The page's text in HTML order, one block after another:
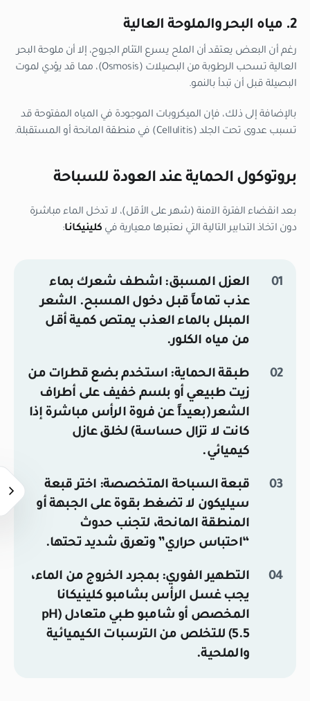
2. مياه البحر والملوحة العالية
رغم أن البعض يعتقد أن الملح يسرع التئام الجروح، إلا أن ملوحة البحر
العالية تسحب الرطوبة من البصيلات (Osmosis)، مما قد يؤدي لموت
البصيلة قبل أن تبدأ بالنمو.
بالإضافة إلى ذلك، فإن الميكروبات الموجودة في المياه المفتوحة قد
تسبب عدوى تحت الجلد (Cellulitis) في منطقة المانحة أو المستقبلة.
بروتوكول الحماية عند العودة للسباحة
بعد انقضاء الفترة الآمنة (شهر على الأقل)، لا تدخل الماء مباشرة
دون اتخاذ التدابير التالية التي نعتبرها معيارية في كلينيكانا:
العزل المسبق: اشطف شعرك بماء
عذب تماماً قبل دخول المسبح. الشعر
المبلل بالماء العذب يمتص كمية أقل
من مياه الكلور.
طبقة الحماية: استخدم بضع قطرات من
زيت طبيعي أو بلسم خفيف على أطراف
الشعر (بعيداً عن فروة الرأس مباشرة إذا
كانت لا تزال حساسة) لخلق عازل
كيميائي.
قبعة السباحة المتخصصة: اختر قبعة
سيليكون لا تضغط بقوة على الجبهة أو
المنطقة المانحة، لتجنب حدوث
“احتباس حراري” وتعرق شديد تحتها.
التطهير الفوري: بمجرد الخروج من الماء،
يجب غسل الرأس بشامبوكلينيكانا
المخصص أو شامبو طبي متعادل (pH
5.5) للتخلص من الترسبات الكيميائية
والملحية.